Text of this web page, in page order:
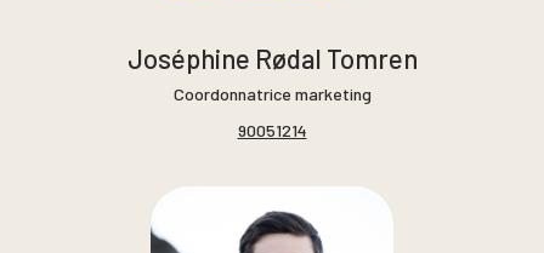
Joséphine Rødal Tomren
Coordonnatrice marketing
90051214